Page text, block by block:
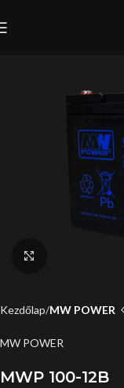
Kezdőlap MW POWER
MW POWER
MWP 100-12B